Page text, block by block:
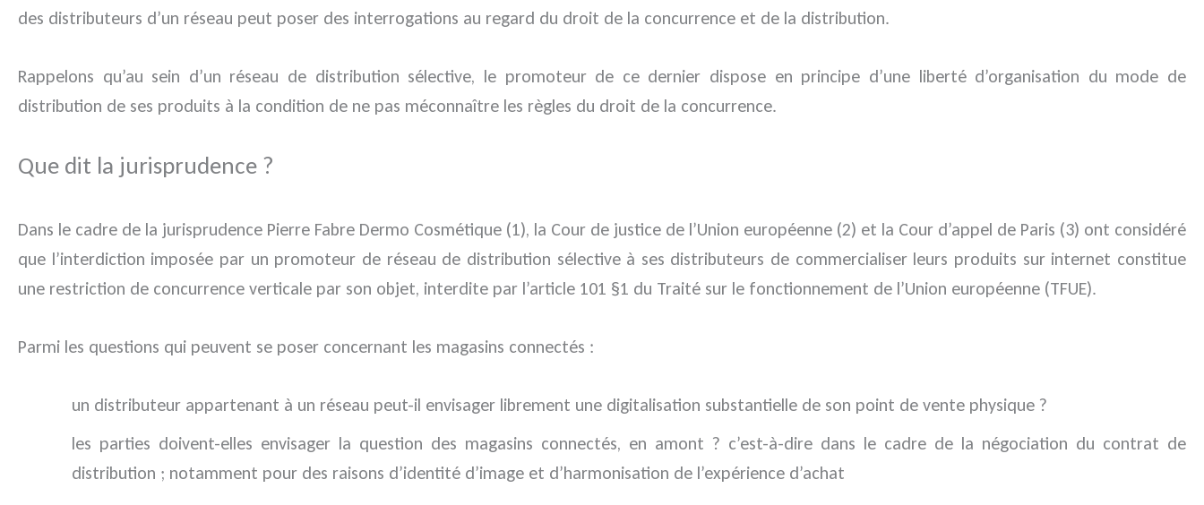
des distributeurs d’un réseau peut poser des interrogations au regard du droit de la concurrence et de la distribution.
Rappelons qu’au sein d’un réseau de distribution sélective, le promoteur de ce dernier dispose en principe d’une liberté d’organisation du mode de
distribution de ses produits à la condition de ne pas méconnaître les règles du droit de la concurrence.
Que dit la jurisprudence ?
Dans le cadre de la jurisprudence Pierre Fabre Dermo Cosmétique (1), la Cour de justice de l’Union européenne (2) et la Cour d’appel de Paris (3) ont considéré
que l’interdiction imposée par un promoteur de réseau de distribution sélective à ses distributeurs de commercialiser leurs produits sur internet constitue
une restriction de concurrence verticale par son objet, interdite par l’article 101 §1 du Traité sur le fonctionnement de l’Union européenne (TFUE).
Parmi les questions qui peuvent se poser concernant les magasins connectés :
un distributeur appartenant à un réseau peut-il envisager librement une digitalisation substantielle de son point de vente physique ?
les parties doivent-elles envisager la question des magasins connectés, en amont ? c’est-à-dire dans le cadre de la négociation du contrat de
distribution ; notamment pour des raisons d’identité d’image et d’harmonisation de l’expérience d’achat